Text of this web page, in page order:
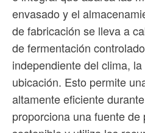
envasado y el
de fabricación se lleva a
de fermentación
independiente del clima,
ubicación. Esto permite
altamente eficiente
proporciona una fuente